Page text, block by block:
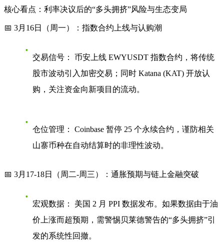
核心看点：利率决议后的“多头拥挤”风险与生态变局
📅 3月16日（周一）：指数合约上线与认购潮
交易信号：
币安上线 EWYUSDT 指数合约，将传统
股市波动引入加密交易；同时 Katana (KAT) 开放认
购，关注资金向新项目的流动。
仓位管理：
Coinbase 暂停 25 个永续合约，谨防相关
山寨币种在自动结算时的非理性波动。
📅 3月17-18日（周二-周三）：通胀预期与链上金融突破
宏观数据：
美国 2 月 PPI 数据发布。如果数据由于油
价上涨而超预期，需警惕贝莱德警告的“多头拥挤”引
发的系统性回撤。